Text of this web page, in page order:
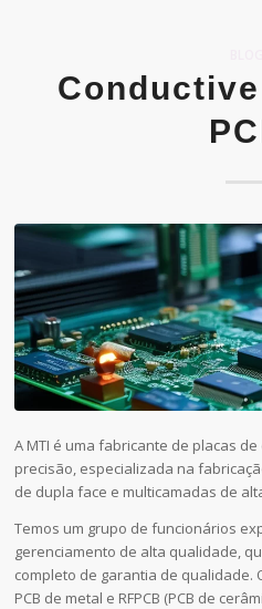
A MTI é uma fabricante de placas
precisão, especializada na
de dupla face e multicamadas de
Temos um grupo de funcionários
gerenciamento de alta qualidade,
completo de garantia de qualidade.
PCB de metal e RFPCB (PCB de